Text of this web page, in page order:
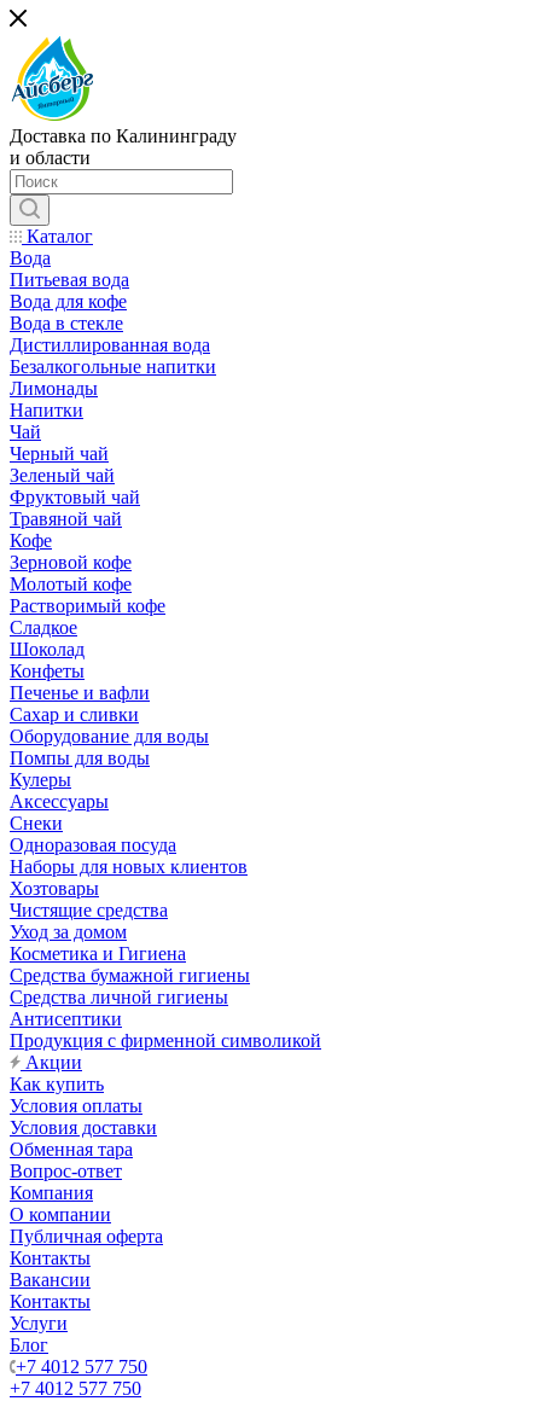
Доставка по Калининграду
и области
Каталог
Вода
Питьевая вода
Вода для кофе
Вода в стекле
Дистиллированная вода
Безалкогольные напитки
Лимонады
Напитки
Чай
Черный чай
Зеленый чай
Фруктовый чай
Травяной чай
Кофе
Зерновой кофе
Молотый кофе
Растворимый кофе
Сладкое
Шоколад
Конфеты
Печенье и вафли
Сахар и сливки
Оборудование для воды
Помпы для воды
Кулеры
Аксессуары
Снеки
Одноразовая посуда
Наборы для новых клиентов
Хозтовары
Чистящие средства
Уход за домом
Косметика и Гигиена
Средства бумажной гигиены
Средства личной гигиены
Антисептики
Продукция с фирменной символикой
Акции
Как купить
Условия оплаты
Условия доставки
Обменная тара
Вопрос-ответ
Компания
О компании
Публичная оферта
Контакты
Вакансии
Контакты
Услуги
Блог
+7 4012 577 750
+7 4012 577 750